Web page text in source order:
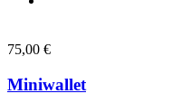
75,00 €
Miniwallet